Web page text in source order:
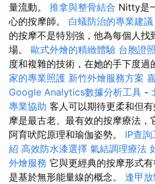
量流動。 推拿與整骨結合 Nitty是
心的按摩師。 白蟻防治的專業建議
的按摩不是特別強，他為每個人找
場。 歐式外燴的精緻體驗 台胞證
度和複雜的技術，在她的手下度過
家的專業照護 新竹外燴服務方案
Google Analytics數據分析工具 -
專業協助 客人可以期待更柔和但
摩是最古老、最有效的按摩療法
阿育吠陀原理和瑜伽姿勢。 IP查
紹 高效防水漆選擇 氣結調理療法
外燴服務 它與更經典的按摩形式
是基於無形能量線的概念。 逢甲